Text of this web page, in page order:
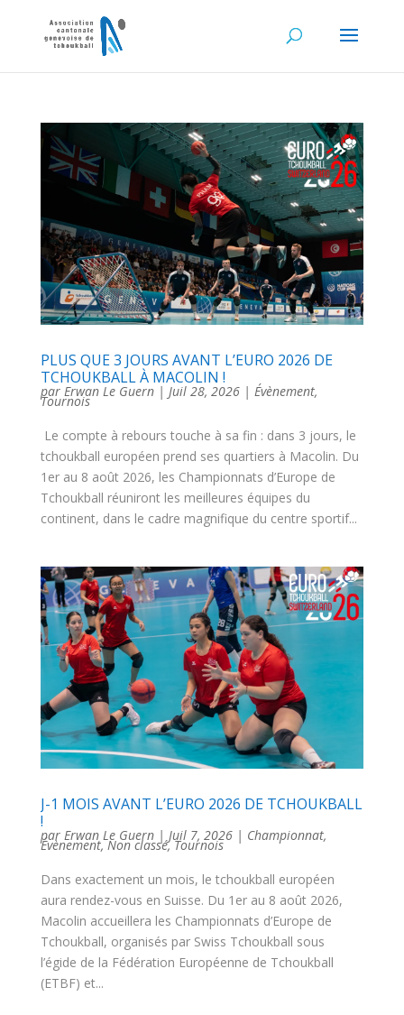
PLUS QUE 3 JOURS AVANT L’EURO 2026 DE
TCHOUKBALL À MACOLIN !
par Erwan Le Guern| Juil 28, 2026| Évènement,
Tournois
Le compte à rebours touche à sa fin : dans 3 jours, le
tchoukball européen prend ses quartiers à Macolin. Du
1er au 8 août 2026, les Championnats d’Europe de
Tchoukball réuniront les meilleures équipes du
continent, dans le cadre magnifique du centre sportif...
J-1 MOIS AVANT L’EURO 2026 DE TCHOUKBALL
!
par Erwan Le Guern| Juil 7, 2026| Championnat,
Évènement,Non classé,Tournois
Dans exactement un mois, le tchoukball européen
aura rendez-vous en Suisse. Du 1er au 8 août 2026,
Macolin accueillera les Championnats d’Europe de
Tchoukball, organisés par Swiss Tchoukball sous
l’égide de la Fédération Européenne de Tchoukball
(ETBF) et...